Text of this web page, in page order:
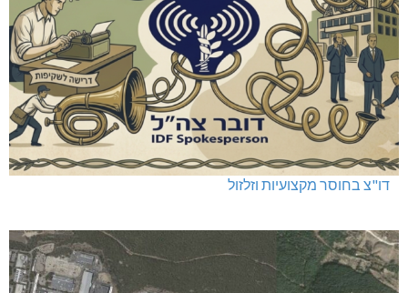
דו"צ בחוסר מקצועיות וזלזול